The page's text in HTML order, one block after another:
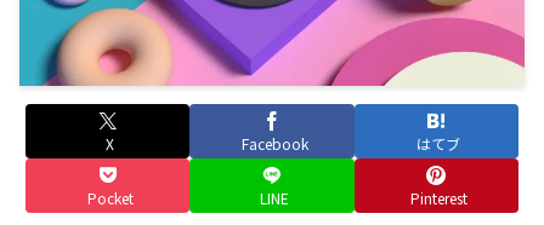
X Facebook はてブ
Pocket LINE Pinterest